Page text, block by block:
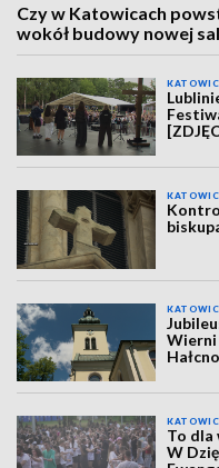
Czy w Katowicach
wokół budowy nowej
Wierni
To dla
W